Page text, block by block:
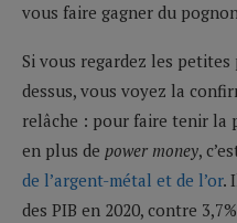
vous faire gagner du
Si vous regardez les petites
dessus, vous voyez la
relâche : pour faire tenir la
en plus de power money,
de l’argent-métal et de l’or.
des PIB en 2020, contre